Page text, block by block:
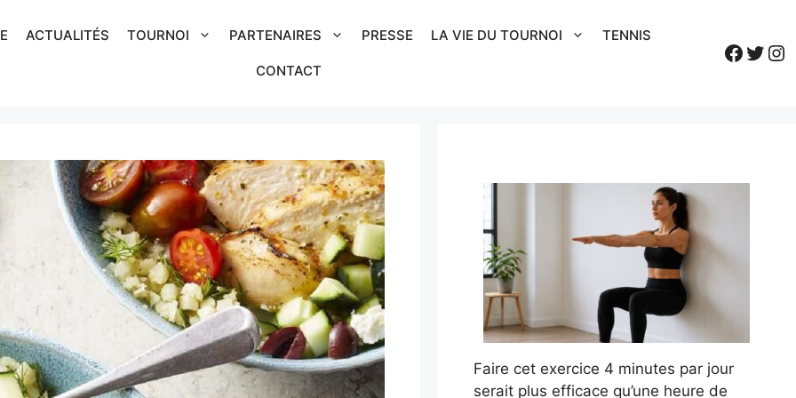
ACTUALITÉS TOURNOI PARTENAIRES PRESSE LA VIE DU TOURNOI TENNIS
CONTACT
Faire cet exercice 4 minutes par jour
serait plus efficace qu’une heure de